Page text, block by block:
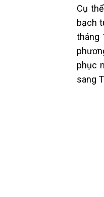
Cụ
bạch
tháng
phục
sang